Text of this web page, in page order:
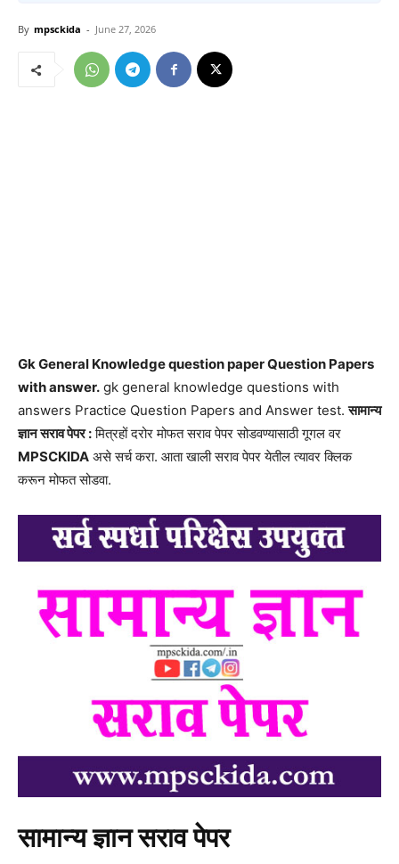
By mpsckida - June 27, 2026
Gk General Knowledge question paper Question Papers
with answer. gk general knowledge questions with
answers Practice Question Papers and Answer test.सामान्य
ज्ञान सराव पेपर :मित्रहों दरोर मोफत सराव पेपर सोडवण्यासाठी गूगल वर
MPSCKIDA असे सर्च करा. आता खाली सराव पेपर येतील त्यावर क्लिक
करून मोफत सोडवा.
सामान्य ज्ञान सराव पेपर